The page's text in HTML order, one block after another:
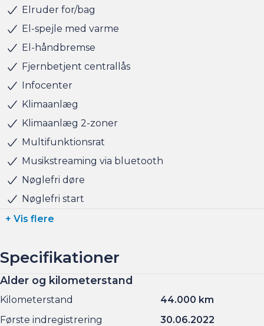
tager naturligvis også gerne din nuværende bil i bytte,
hvis du har behov for at få afsat den.
Salgsafdelingen åbningstider:
Man-Fre kl. 10.00 - 17.00
Lørdag kl. 11.00 - 15.00
Søndag kl. 10.00 - 15.00
Elruder for/bag
El-spejle med varme
El-håndbremse
Fjernbetjent centrallås
Infocenter
Klimaanlæg
Klimaanlæg 2-zoner
Multifunktionsrat
Musikstreaming via bluetooth
Nøglefri døre
Nøglefri start
+ Vis flere
Specifikationer
Alder og kilometerstand
Kilometerstand
44.000 km
Første indregistrering
30.06.2022